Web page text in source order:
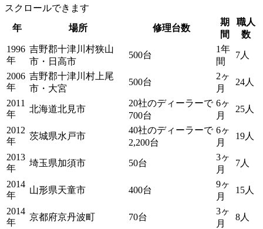
スクロールできます
年
場所 修理台数
期
間
職人
数
1996
年
吉野郡十津川村狭山
市・日高市
500台
1年
間
7人
2006
年
吉野郡十津川村上尾
市・大宮
500台
2ヶ
月
24人
2011
年
北海道北見市
20社のディーラーで
700台
6ヶ
月
25人
2012
年
茨城県水戸市
40社のディーラーで
2,200台
6ヶ
月
19人
2013
年
埼玉県加須市 50台
3ヶ
月
7人
2014
年
山形県天童市 400台
9ヶ
月
15人
2014
年
京都府京丹波町 70台
3ヶ
月
8人